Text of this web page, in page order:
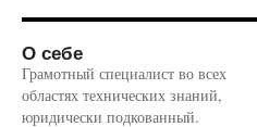
О себе
Грамотный специалист во всех
областях технических знаний,
юридически подкованный.